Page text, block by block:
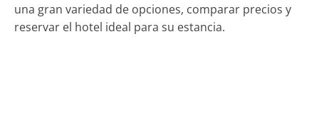
una gran variedad de opciones, comparar precios y
reservar el hotel ideal para su estancia.